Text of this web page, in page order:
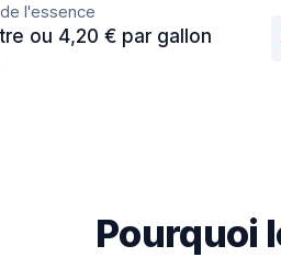
l'essence
ou 4,20 € par gallon
Pourquoi